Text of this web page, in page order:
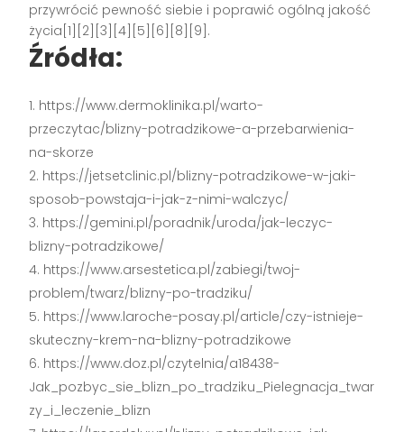
przywrócić pewność siebie i poprawić ogólną jakość
życia[1][2][3][4][5][6][8][9].
Źródła:
https://www.dermoklinika.pl/warto-
przeczytac/blizny-potradzikowe-a-przebarwienia-
na-skorze
https://jetsetclinic.pl/blizny-potradzikowe-w-jaki-
sposob-powstaja-i-jak-z-nimi-walczyc/
https://gemini.pl/poradnik/uroda/jak-leczyc-
blizny-potradzikowe/
https://www.arsestetica.pl/zabiegi/twoj-
problem/twarz/blizny-po-tradziku/
https://www.laroche-posay.pl/article/czy-istnieje-
skuteczny-krem-na-blizny-potradzikowe
https://www.doz.pl/czytelnia/a18438-
Jak_pozbyc_sie_blizn_po_tradziku_Pielegnacja_twar
zy_i_leczenie_blizn